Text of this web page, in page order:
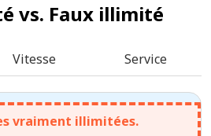
vs. Faux illimité
Vitesse Service
vraiment illimitées.